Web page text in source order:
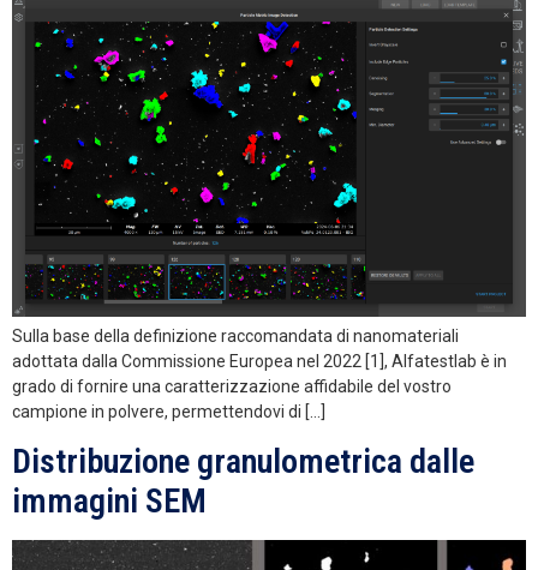
Sulla base della definizione raccomandata di nanomateriali
adottata dalla Commissione Europea nel 2022 [1], Alfatestlab è in
grado di fornire una caratterizzazione affidabile del vostro
campione in polvere, permettendovi di […]
Distribuzione granulometrica dalle
immagini SEM